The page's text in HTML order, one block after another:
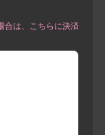
合は、こちらに決済